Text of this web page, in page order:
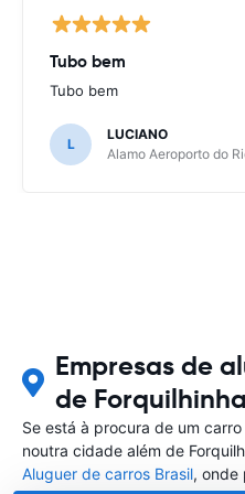
Tubo bem
Tubo bem
L
LUCIANO
Alamo Aeroporto do
Empresas de
de Forquilhinha
Se está à procura de um
noutra cidade além de
Aluguer de carros Brasil, onde